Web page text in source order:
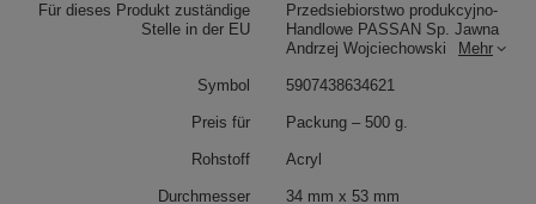
Für dieses Produkt zuständige
Stelle in der EU
Przedsiebiorstwo produkcyjno-
Handlowe PASSAN Sp. Jawna
Andrzej Wojciechowski
Mehr
Symbol 5907438634621
Preis für Packung – 500 g.
Rohstoff Acryl
Durchmesser 34 mm x 53 mm